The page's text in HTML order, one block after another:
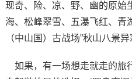
现奇、险、凉、野、幽的原始
海、松峰翠雪、五瀑飞红、青
（中山国）古战场”秋山八景异
如果，有一场想走就走的旅